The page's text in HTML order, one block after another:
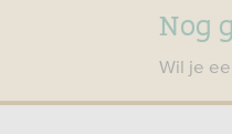
Nog
Wil je